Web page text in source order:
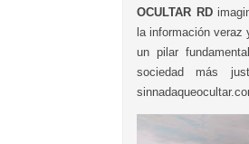
OCULTAR RD
la información
un pilar
sociedad más